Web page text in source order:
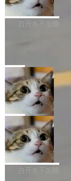
由软件情怀，而是
技术判断。 两行
关开源项目的开发
ness 的内测，可以
Harness 负责把能
具、读写文件、管理
环。崔添翼招人的标
开源
商汤科技宣布面向
型的预览版本
理解、推理、生成与
量大小，将能力推进
更复杂的视觉控制和
1，U1.5-Lite-
提升： 原生支持4K
理、细节与真实世
生成与复杂版式组织
白开水不加糖
nap。这次是
硬件认证状态的命令
Alan Griffiths 在邮
tl 是一个 Ubuntu 专
是 Ubuntu 专有的，
所以 deb 版本的受
untu 用户在用，那
的。 从 deb 到
hwlib 硬件 API 库的
局
Dario Amodei 担
只为金钱，不为使命
顶级 AI 研究员在两
隔了几天。 Lilian
离开 Thinking
创始人的角色「太累
ation 就曝出她将重
改进方向的研究。
局
FFmpeg 9.0 发布
FFmpeg 9.0 现已
新日志列出的 9.0
白开水不加糖